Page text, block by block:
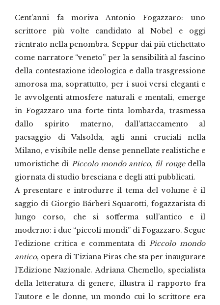
Cent’anni fa moriva Antonio Fogazzaro: uno
scrittore più volte candidato al Nobel e oggi
rientrato nella penombra. Seppur dai più etichettato
come narratore “veneto” per la sensibilità al fascino
della contestazione ideologica e dalla trasgressione
amorosa ma, soprattutto, per i suoi versi eleganti e
le avvolgenti atmosfere naturali e mentali, emerge
in Fogazzaro una forte tinta lombarda, trasmessa
dallo spirito materno, dall’attaccamento al
paesaggio di Valsolda, agli anni cruciali nella
Milano, e visibile nelle dense pennellate realistiche e
umoristiche di Piccolo mondo antico, fil rougedella
giornata di studio bresciana e degli atti pubblicati.
A presentare e introdurre il tema del volume è il
saggio di Giorgio Bárberi Squarotti, fogazzarista di
lungo corso, che si sofferma sull’antico e il
moderno: i due “piccoli mondi” di Fogazzaro. Segue
l’edizione critica e commentata di Piccolo mondo
antico, opera di Tiziana Piras che sta per inaugurare
l’Edizione Nazionale. Adriana Chemello, specialista
della letteratura di genere, illustra il rapporto fra
l’autore e le donne, un mondo cui lo scrittore era